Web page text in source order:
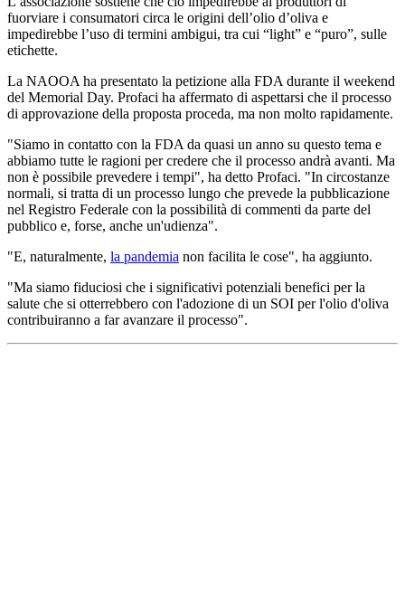
fuorviare i consumatori circa le origini dell’olio d’oliva e
impedirebbe l’uso di termini ambigui, tra cui “light” e “puro”, sulle
etichette.
La NAOOA ha presentato la petizione alla FDA durante il weekend
del Memorial Day. Profaci ha affermato di aspettarsi che il processo
di approvazione della proposta proceda, ma non molto rapidamente.
"Siamo in contatto con la FDA da quasi un anno su questo tema e
abbiamo tutte le ragioni per credere che il processo andrà avanti. Ma
non è possibile prevedere i tempi", ha detto Profaci. "In circostanze
normali, si tratta di un processo lungo che prevede la pubblicazione
nel Registro Federale con la possibilità di commenti da parte del
pubblico e, forse, anche un'udienza".
"E, naturalmente, la pandemia non facilita le cose", ha aggiunto.
"Ma siamo fiduciosi che i significativi potenziali benefici per la
salute che si otterrebbero con l'adozione di un SOI per l'olio d'oliva
contribuiranno a far avanzare il processo".